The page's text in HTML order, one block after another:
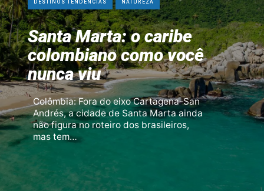
DESTINOS TENDÊNCIAS NATUREZA
Santa Marta: o caribe
colombiano como você
nunca viu
Colômbia: Fora do eixo Cartagena-San
Andrés, a cidade de Santa Marta ainda
não figura no roteiro dos brasileiros,
mas tem…